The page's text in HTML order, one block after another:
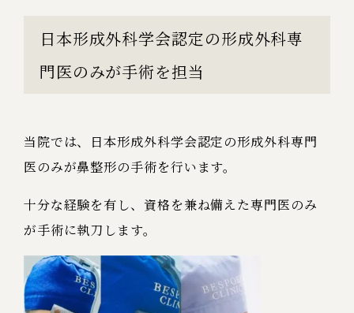
日本形成外科学会認定の形成外科専
門医のみが手術を担当
当院では、日本形成外科学会認定の形成外科専門
医のみが鼻整形の手術を行います。
十分な経験を有し、資格を兼ね備えた専門医のみ
が手術に執刀します。